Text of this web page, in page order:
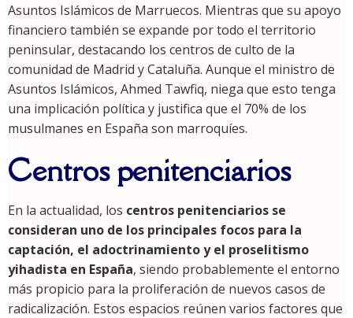
Asuntos Islámicos de Marruecos. Mientras que su apoyo
financiero también se expande por todo el territorio
peninsular, destacando los centros de culto de la
comunidad de Madrid y Cataluña. Aunque el ministro de
Asuntos Islámicos, Ahmed Tawfiq, niega que esto tenga
una implicación política y justifica que el 70% de los
musulmanes en España son marroquíes.
Centros penitenciarios
En la actualidad, los centros penitenciarios se
consideran uno de los principales focos para la
captación, el adoctrinamiento y el proselitismo
yihadista en España, siendo probablemente el entorno
más propicio para la proliferación de nuevos casos de
radicalización. Estos espacios reúnen varios factores que